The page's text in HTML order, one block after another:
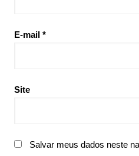
E-mail *
Site
Salvar meus dados neste